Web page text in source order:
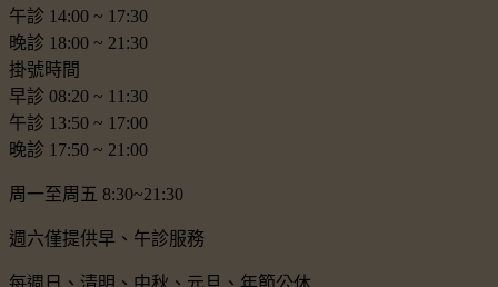
午診 14:00 ~ 17:30
晚診 18:00 ~ 21:30
掛號時間
早診 08:20 ~ 11:30
午診 13:50 ~ 17:00
晚診 17:50 ~ 21:00
周一至周五 8:30~21:30
週六僅提供早、午診服務
每週日、清明、中秋、元旦、年節公休